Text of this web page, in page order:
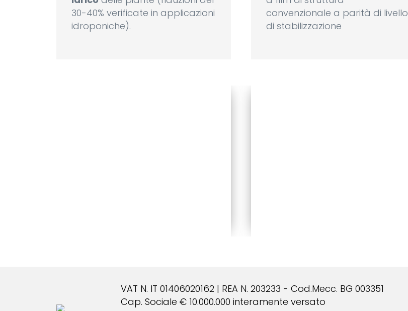
30-40% verificate in applicazioni
idroponiche).
convenzionale a parità di livello
di stabilizzazione
VAT N. IT 01406020162 | REA N. 203233 - Cod.Mecc. BG 003351
Cap. Sociale € 10.000.000 interamente versato